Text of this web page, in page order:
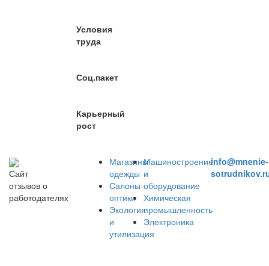
Условия
труда
Соц.пакет
Карьерный
рост
Сайт
отзывов о
работодателях
Магазины
одежды
Салоны
оптики
Экология
и
утилизация
Машиностроение
и
оборудование
Химическая
промышленность
Электроника
info@mnenie-